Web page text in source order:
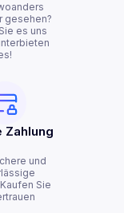
gesehen?
es uns
Zahlung
und
Sie